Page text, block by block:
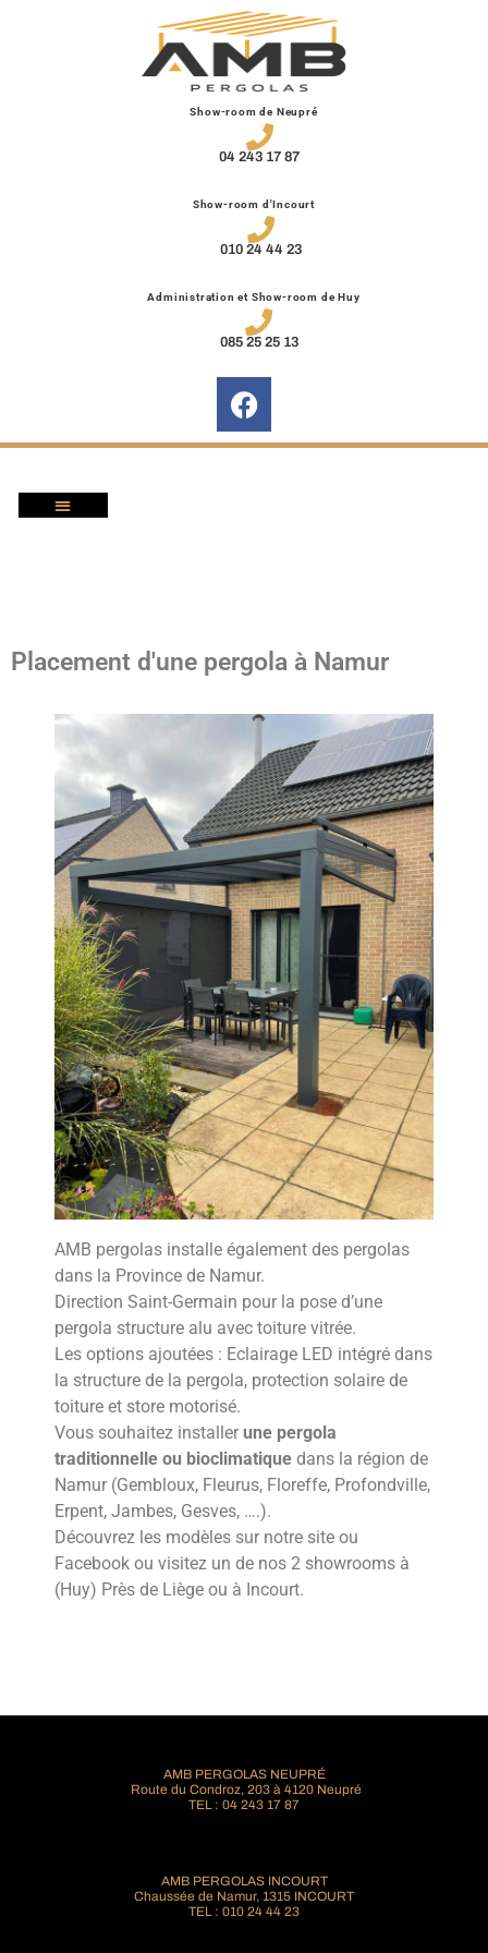
Show-room de Neupré
04 243 17 87
Show-room d'Incourt
010 24 44 23
Administration et Show-room de Huy
085 25 25 13
Placement d'une pergola à Namur
AMB pergolas installe également des pergolas
dans la Province de Namur.
Direction Saint-Germain pour la pose d’une
pergola structure alu avec toiture vitrée.
Les options ajoutées : Eclairage LED intégré dans
la structure de la pergola, protection solaire de
toiture et store motorisé.
Vous souhaitez installer une pergola
traditionnelle ou bioclimatique dans la région de
Namur (Gembloux, Fleurus, Floreffe, Profondville,
Erpent, Jambes, Gesves, ….).
Découvrez les modèles sur notre site ou
Facebook ou visitez un de nos 2 showrooms à
(Huy) Près de Liège ou à Incourt.
AMB PERGOLAS NEUPRÉ
Route du Condroz, 203 à 4120 Neupré
TEL : 04 243 17 87
AMB PERGOLAS INCOURT
Chaussée de Namur, 1315 INCOURT
TEL : 010 24 44 23